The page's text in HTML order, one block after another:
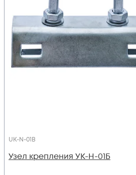
UK-N-01B
Узел крепления УК-Н-01Б